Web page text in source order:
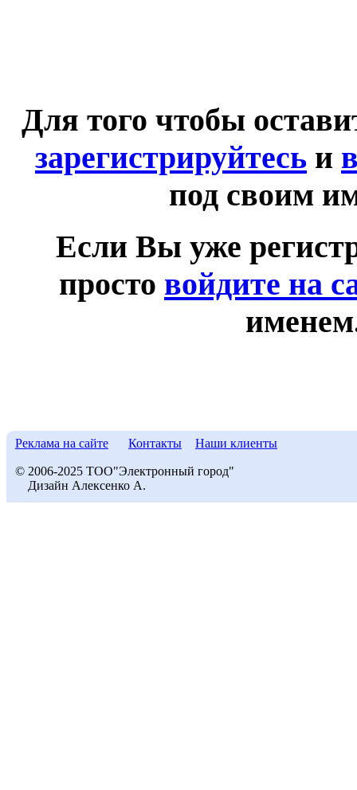
Для того чтобы
зарегистрируйтесь и
под своим
Если Вы уже
просто войдите на
Реклама на сайте Контакты Наши клиенты
© 2006-2025 ТОО"Электронный город"
Дизайн Алексенко А.